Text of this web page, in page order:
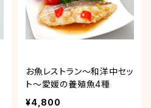
お魚レストラン～和洋中セッ
ト～愛媛の養殖魚4種
¥4,800